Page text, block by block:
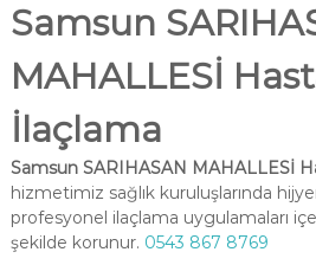
Samsun
MAHALLESİ
İlaçlama
Samsun SARIHASAN MAHALLESİ
hizmetimiz sağlık kuruluşlarında
profesyonel ilaçlama uygulamaları
şekilde korunur. 0543 867 8769